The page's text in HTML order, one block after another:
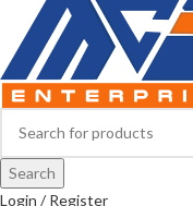
Search
Login / Register